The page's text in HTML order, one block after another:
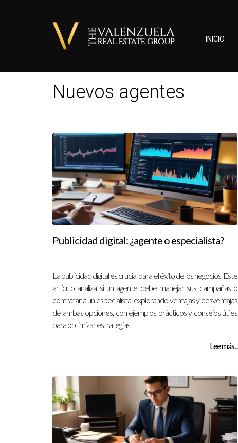
INICIO
Nuevos agentes
Publicidad digital: ¿agente o especialista?
La publicidad digital es crucial para el éxito de los negocios. Este
artículo analiza si un agente debe manejar sus campañas o
contratar a un especialista, explorando ventajas y desventajas
de ambas opciones, con ejemplos prácticos y consejos útiles
para optimizar estrategias.
Lee más...